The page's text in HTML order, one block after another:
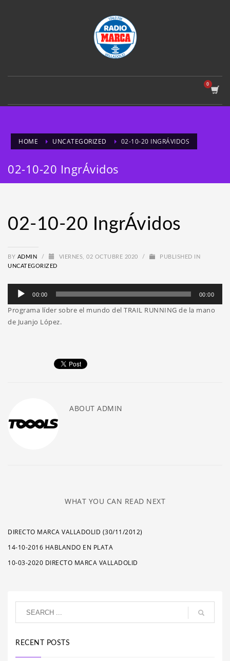
HOME UNCATEGORIZED 02-10-20 INGRÁVIDOS
02-10-20 IngrÁvidos
02-10-20 IngrÁvidos
BY ADMIN / VIERNES, 02 OCTUBRE 2020 /
PUBLISHED IN
UNCATEGORIZED
Reproductor
audio
00:00 00:00
Programa líder sobre el mundo del TRAIL RUNNING de la mano
de Juanjo López.
ABOUT ADMIN
WHAT YOU CAN READ NEXT
DIRECTO MARCA VALLADOLID (30/11/2012)
14-10-2016 HABLANDO EN PLATA
10-03-2020 DIRECTO MARCA VALLADOLID
RECENT POSTS